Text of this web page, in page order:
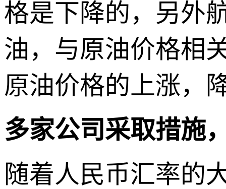
格是下降的，另外
油，与原油价格相
原油价格的上涨，
多家公司采取措施
随着人民币汇率的